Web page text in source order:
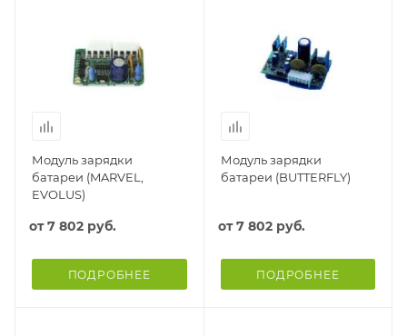
Модуль зарядки
батареи (MARVEL,
EVOLUS)
от7 802 руб.
ПОДРОБНЕЕ
Модуль зарядки
батареи (BUTTERFLY)
от7 802 руб.
ПОДРОБНЕЕ